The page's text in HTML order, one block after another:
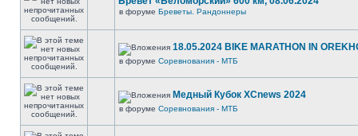
в форуме Бреветы. Рандоннеры
18.05.2024 BIKE MARATHON IN
в форуме Соревнования - МТБ
Медный Кубок XCnews 2024
в форуме Соревнования - МТБ